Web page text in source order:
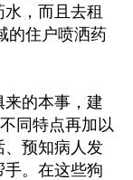
，而且去租
的住户喷洒药
的本事，建
同特点再加以
、预知病人发
。在这些狗